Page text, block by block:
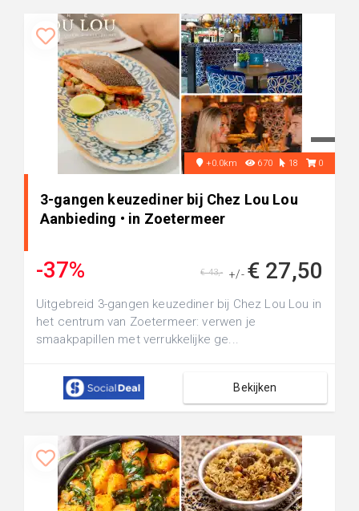
+0.0km 670 18 0
3-gangen keuzediner bij Chez Lou Lou
Aanbieding • in Zoetermeer
-37% +/- € 27,50
€ 43,-
Uitgebreid 3-gangen keuzediner bij Chez Lou Lou in
het centrum van Zoetermeer: verwen je
smaakpapillen met verrukkelijke ge...
Bekijken